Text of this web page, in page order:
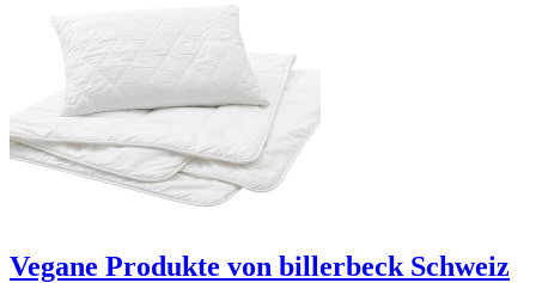
Vegane Produkte von billerbeck Schweiz